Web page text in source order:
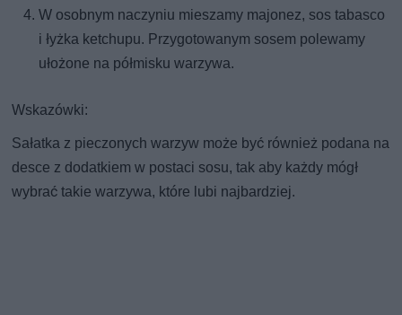
W osobnym naczyniu mieszamy majonez, sos tabasco
i łyżka ketchupu. Przygotowanym sosem polewamy
ułożone na półmisku warzywa.
Wskazówki:
Sałatka z pieczonych warzyw może być również podana na
desce z dodatkiem w postaci sosu, tak aby każdy mógł
wybrać takie warzywa, które lubi najbardziej.